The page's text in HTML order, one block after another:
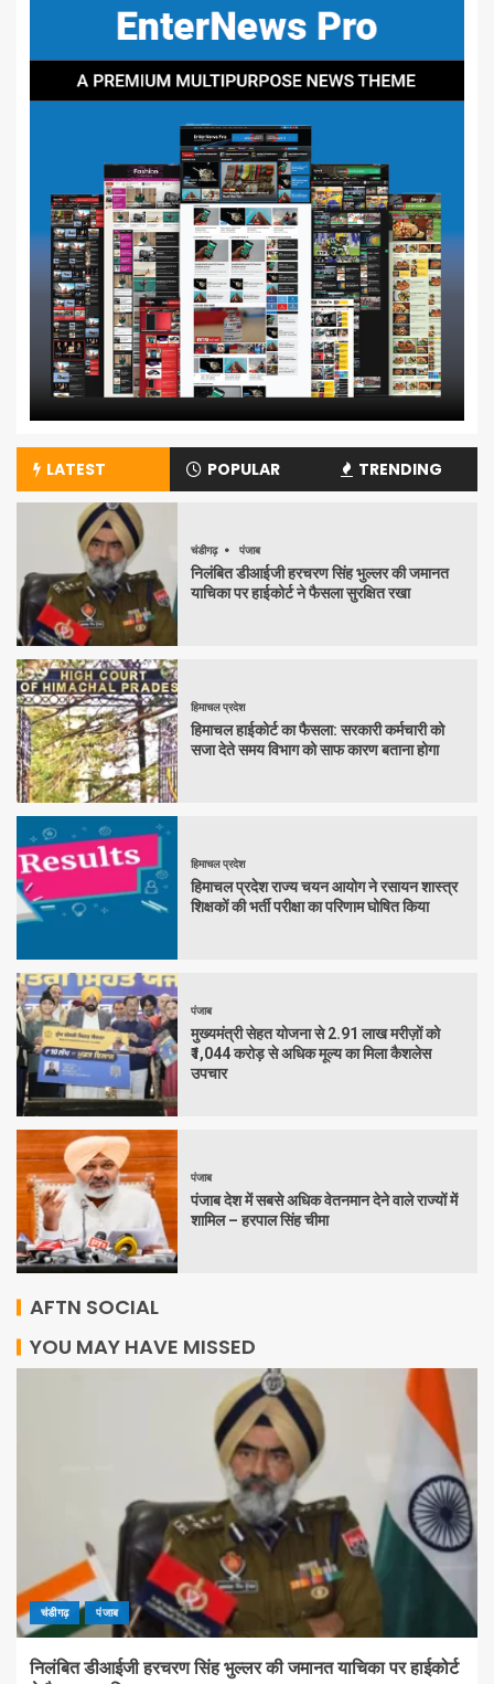
LATEST POPULAR TRENDING
चंडीगढ़ पंजाब
निलंबित डीआईजी हरचरण सिंह भुल्लर की जमानत
याचिका पर हाईकोर्ट ने फैसला सुरक्षित रखा
हिमाचल प्रदेश
हिमाचल हाईकोर्ट का फैसला: सरकारी कर्मचारी को
सजा देते समय विभाग को साफ कारण बताना होगा
हिमाचल प्रदेश
हिमाचल प्रदेश राज्य चयन आयोग ने रसायन शास्त्र
शिक्षकों की भर्ती परीक्षा का परिणाम घोषित किया
पंजाब
मुख्यमंत्री सेहत योजना से 2.91 लाख मरीज़ों को
₹1,044 करोड़ से अधिक मूल्य का मिला कैशलेस
उपचार
पंजाब
पंजाब देश में सबसे अधिक वेतनमान देने वाले राज्यों में
शामिल – हरपाल सिंह चीमा
AFTN SOCIAL
YOU MAY HAVE MISSED
चंडीगढ़ पंजाब
निलंबित डीआईजी हरचरण सिंह भुल्लर की जमानत याचिका पर हाईकोर्ट